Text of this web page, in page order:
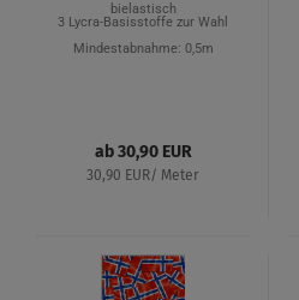
bielastisch
3 Lycra-Basisstoffe zur Wahl
Mindestabnahme: 0,5m
ab 30,90 EUR
30,90 EUR/ Meter